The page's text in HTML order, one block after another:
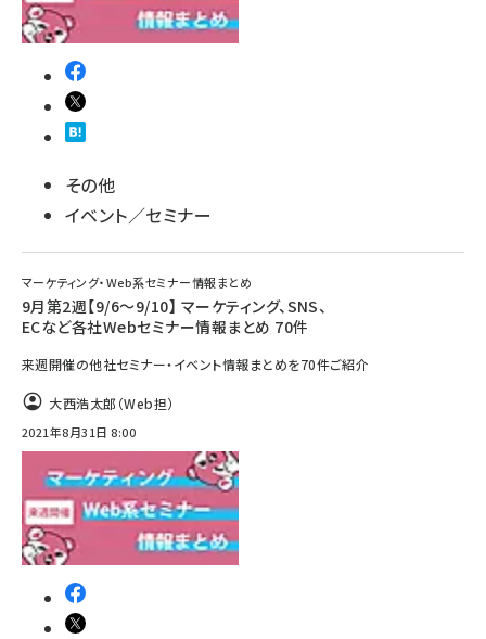
その他
イベント／セミナー
マーケティング・Web系セミナー情報まとめ
9月第2週【9/6～9/10】 マーケティング、SNS、
ECなど各社Webセミナー情報まとめ 70件
来週開催の他社セミナー・イベント情報まとめを70件ご紹介
大西浩太郎（Web担）
2021年8月31日 8:00